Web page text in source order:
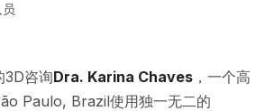
3D咨询Dra. Karina Chaves ，一个高
Paulo, Brazil使用独一无二的